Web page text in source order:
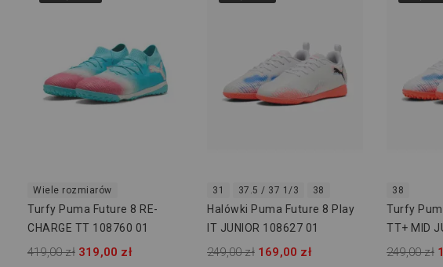
Wiele rozmiarów
Turfy Puma Future 8 RE-
CHARGE TT 108760 01
419,00 zł 319,00 zł
31 37.5 / 37 1/3 38
Halówki Puma Future 8 Play
IT JUNIOR 108627 01
249,00 zł 169,00 zł
38
Turfy
TT+ MID
249,00 zł